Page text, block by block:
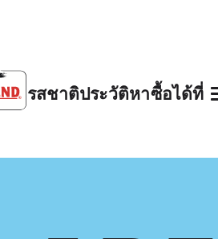
รสชาติประวัติหาซื้อได้ที่